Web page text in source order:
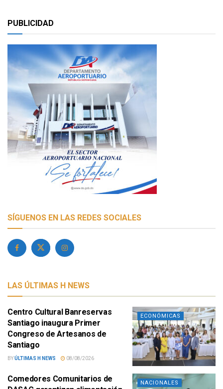
PUBLICIDAD
SÍGUENOS EN LAS REDES SOCIALES
LAS ÚLTIMAS H NEWS
ECONÓMICAS
Centro Cultural Banreservas
Santiago inaugura Primer
Congreso de Artesanos de
Santiago
BYÚLTIMAS H NEWS 08/08/2026
NACIONALES
Comedores Comunitarios de